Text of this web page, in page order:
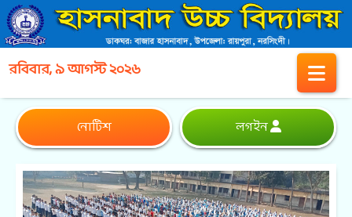
রবিবার, ৯ আগস্ট ২০২৬
নোটিশ লগইন